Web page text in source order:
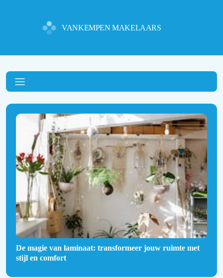
VANKEMPEN MAKELAARS
De magie van laminaat: transformeer jouw ruimte met
stijl en comfort